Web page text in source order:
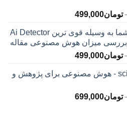
تومان399,000
تومان499,000محدوده
تومان199,000
تا
تومان499,000
بررسی مقالات شما به وسیله قوی ترین Ai Detector
تومان499,000محدوده
تومان299,000
تومان499,000
اکانت پرمیوم scite - هوش مصنوعی برای پژوهش و
تومان699,000محدوده